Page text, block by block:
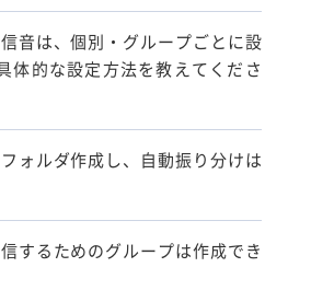
音は、個別・グループごとに設
体的な設定方法を教えてくださ
ォルダ作成し、自動振り分けは
するためのグループは作成でき